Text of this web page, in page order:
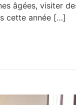
âgées, visiter
cette année […]